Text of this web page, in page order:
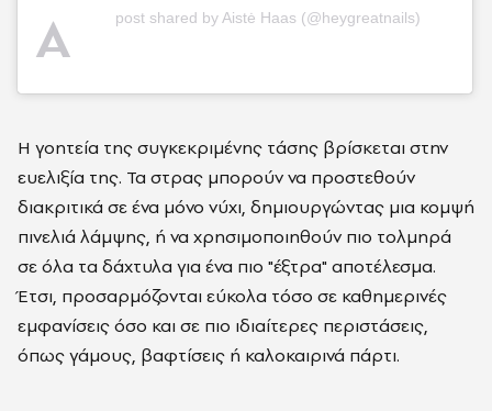
A post shared by Aistė Haas (@heygreatnails)
Η γοητεία της συγκεκριμένης τάσης βρίσκεται στην
ευελιξία της. Τα στρας μπορούν να προστεθούν
διακριτικά σε ένα μόνο νύχι, δημιουργώντας μια κομψή
πινελιά λάμψης, ή να χρησιμοποιηθούν πιο τολμηρά
σε όλα τα δάχτυλα για ένα πιο "έξτρα" αποτέλεσμα.
Έτσι, προσαρμόζονται εύκολα τόσο σε καθημερινές
εμφανίσεις όσο και σε πιο ιδιαίτερες περιστάσεις,
όπως γάμους, βαφτίσεις ή καλοκαιρινά πάρτι.